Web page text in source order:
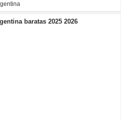
baratas 2025 2026